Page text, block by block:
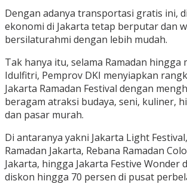
Dengan adanya transportasi gratis ini,
ekonomi di Jakarta tetap berputar dan
bersilaturahmi dengan lebih mudah.
Tak hanya itu, selama Ramadan hingga
Idulfitri, Pemprov DKI menyiapkan
Jakarta Ramadan Festival dengan
beragam atraksi budaya, seni, kuliner,
dan pasar murah.
Di antaranya yakni Jakarta Light
Ramadan Jakarta, Rebana Ramadan
Jakarta, hingga Jakarta Festive Wonder
diskon hingga 70 persen di pusat